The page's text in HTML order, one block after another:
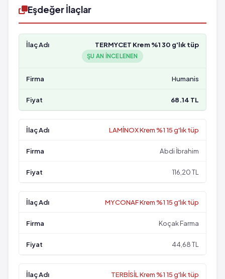
Eşdeğer İlaçlar
TERMYCET Krem %1 30 g'lık tüp
ŞU AN INCELENEN
Humanis
68.14 TL
LAMİNOX Krem %1 15 g'lık tüp
Abdi İbrahim
116,20 TL
MYCONAF Krem %1 15 g'lık tüp
Koçak Farma
44,68 TL
TERBİSİL Krem %1 15 g'lık tüp